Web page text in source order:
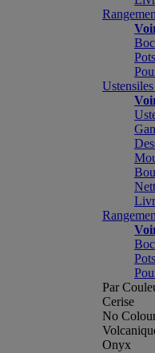
Par
Cerise
No
Onyx